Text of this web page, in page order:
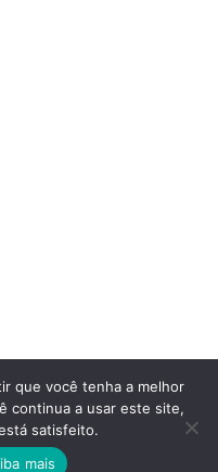
with GeneratePress
que você tenha a melhor
continua a usar este site,
satisfeito.
mais